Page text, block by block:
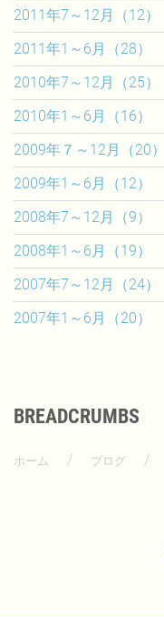
2011年7～12月（12）
2011年1～6月（28）
2010年7～12月（25）
2010年1～6月（16）
2009年７～12月（20）
2009年1～6月（12）
2008年7～12月（9）
2008年1～6月（19）
2007年7～12月（24）
2007年1～6月（20）
BREADCRUMBS
ホーム ブログ